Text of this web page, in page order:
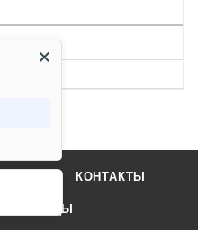
КОНТАКТЫ
БРЕНДЫ